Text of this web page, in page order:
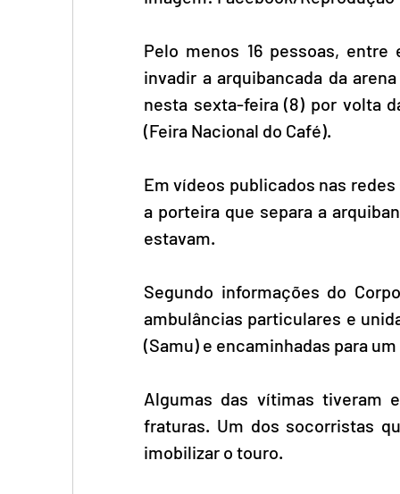
Pelo menos 16 pessoas,
invadir a arquibancada da
nesta sexta-feira (8) por volta
(Feira Nacional do Café).
Em vídeos publicados nas
a porteira que separa a
estavam.
Segundo informações do
ambulâncias particulares e
(Samu) e encaminhadas para
Algumas das vítimas tiveram
fraturas. Um dos socorristas
imobilizar o touro.